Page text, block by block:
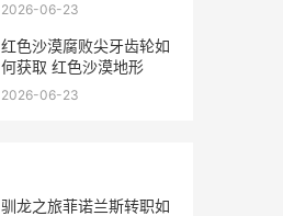
2026-06-23
红色沙漠腐败尖牙齿轮如
何获取 红色沙漠地形
2026-06-23
驯龙之旅菲诺兰斯转职如